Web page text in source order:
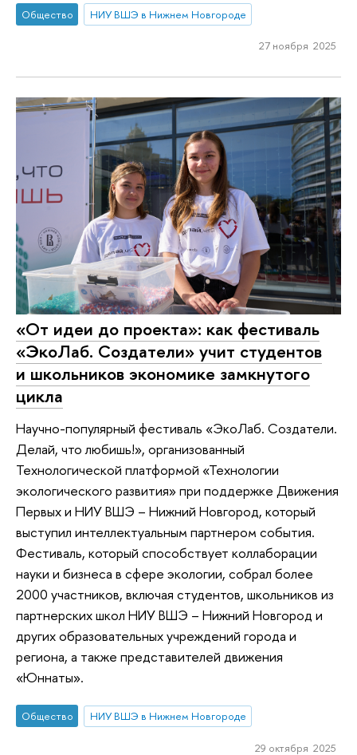
Общество НИУ ВШЭ в Нижнем Новгороде
27 ноября 2025
«От идеи до проекта»: как фестиваль
«ЭкоЛаб. Создатели» учит студентов
и школьников экономике замкнутого
цикла
Научно-популярный фестиваль «ЭкоЛаб. Создатели.
Делай, что любишь!», организованный
Технологической платформой «Технологии
экологического развития» при поддержке Движения
Первых и НИУ ВШЭ – Нижний Новгород, который
выступил интеллектуальным партнером события.
Фестиваль, который способствует коллаборации
науки и бизнеса в сфере экологии, собрал более
2000 участников, включая студентов, школьников из
партнерских школ НИУ ВШЭ – Нижний Новгород и
других образовательных учреждений города и
региона, а также представителей движения
«Юннаты».
Общество НИУ ВШЭ в Нижнем Новгороде
29 октября 2025